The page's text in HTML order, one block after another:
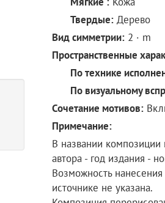
Твердые: Дерево
Вид симметрии: 2 · m
Пространственные
По технике
По визуальному
Сочетание мотивов:
Примечание:
В названии
автора - год издания -
Возможность
источнике не указана.